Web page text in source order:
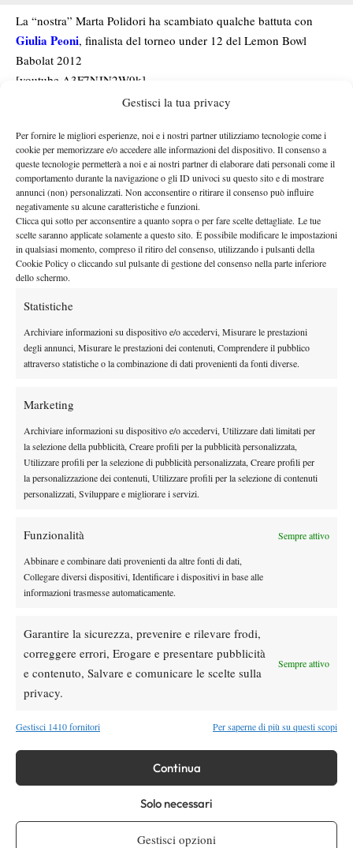
Gestisci la tua privacy
Per fornire le migliori esperienze, noi e i nostri partner utilizziamo tecnologie come i
cookie per memorizzare e/o accedere alle informazioni del dispositivo. Il consenso a
queste tecnologie permetterà a noi e ai nostri partner di elaborare dati personali come il
comportamento durante la navigazione o gli ID univoci su questo sito e di mostrare
annunci (non) personalizzati. Non acconsentire o ritirare il consenso può influire
negativamente su alcune caratteristiche e funzioni.
Clicca qui sotto per acconsentire a quanto sopra o per fare scelte dettagliate. Le tue
scelte saranno applicate solamente a questo sito. È possibile modificare le impostazioni
in qualsiasi momento, compreso il ritiro del consenso, utilizzando i pulsanti della
Cookie Policy o cliccando sul pulsante di gestione del consenso nella parte inferiore
dello schermo.
Statistiche
Archiviare informazioni su dispositivo e/o accedervi, Misurare le prestazioni
degli annunci, Misurare le prestazioni dei contenuti, Comprendere il pubblico
attraverso statistiche o la combinazione di dati provenienti da fonti diverse.
Marketing
Archiviare informazioni su dispositivo e/o accedervi, Utilizzare dati limitati per
la selezione della pubblicità, Creare profili per la pubblicità personalizzata,
Utilizzare profili per la selezione di pubblicità personalizzata, Creare profili per
la personalizzazione dei contenuti, Utilizzare profili per la selezione di contenuti
personalizzati, Sviluppare e migliorare i servizi.
Funzionalità Sempre attivo
Abbinare e combinare dati provenienti da altre fonti di dati,
Collegare diversi dispositivi, Identificare i dispositivi in base alle
informazioni trasmesse automaticamente.
Garantire la sicurezza, prevenire e rilevare frodi,
correggere errori, Erogare e presentare pubblicità
e contenuto, Salvare e comunicare le scelte sulla
privacy.
Sempre attivo
Gestisci 1410 fornitori Per saperne di più su questi scopi
Continua
Solo necessari
Gestisci opzioni
La “nostra” Marta Polidori ha scambiato qualche battuta con
Giulia Peoni, finalista del torneo under 12 del Lemon Bowl
Babolat 2012
[youtube A3F7NJN2W9k]
TAGGED:Giulia Peoni Intervista Lemon Bowl 2012
Nessun commento
DI TENDENZA
News Wta
Pegula ko a Toronto: Shnaider vola ai quarti
Pioggia a Montreal: Nakashima-
Rinderknech interrotta, slittano anche
Jodar-Lehecka e Fils-Norrie
Masters 1000 Montreal 2026: Darderi
ottiene il secondo quarto di finale 1000
consecutivo
Facebook
X